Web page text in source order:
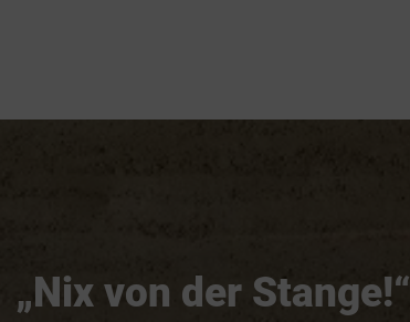
„Nix von der Stange!“